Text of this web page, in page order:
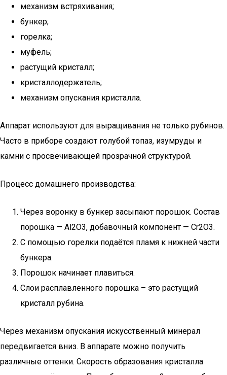
механизм встряхивания;
бункер;
горелка;
муфель;
растущий кристалл;
кристаллодержатель;
механизм опускания кристалла.
Аппарат используют для выращивания не только рубинов.
Часто в приборе создают голубой топаз, изумруды и
камни с просвечивающей прозрачной структурой.
Процесс домашнего производства:
Через воронку в бункер засыпают порошок. Состав
порошка — Al2O3, добавочный компонент — Cr2O3.
С помощью горелки подаётся пламя к нижней части
бункера.
Порошок начинает плавиться.
Слои расплавленного порошка – это растущий
кристалл рубина.
Через механизм опускания искусственный минерал
передвигается вниз. В аппарате можно получить
различные оттенки. Скорость образования кристалла